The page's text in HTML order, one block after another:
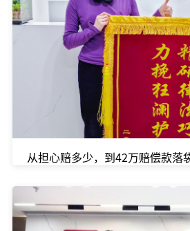
从担心赔多少，到42万赔偿款落